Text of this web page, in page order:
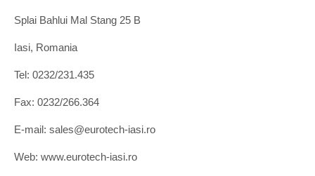
Splai Bahlui Mal Stang 25 B
Iasi, Romania
Tel: 0232/231.435
Fax: 0232/266.364
E-mail: sales@eurotech-iasi.ro
Web: www.eurotech-iasi.ro